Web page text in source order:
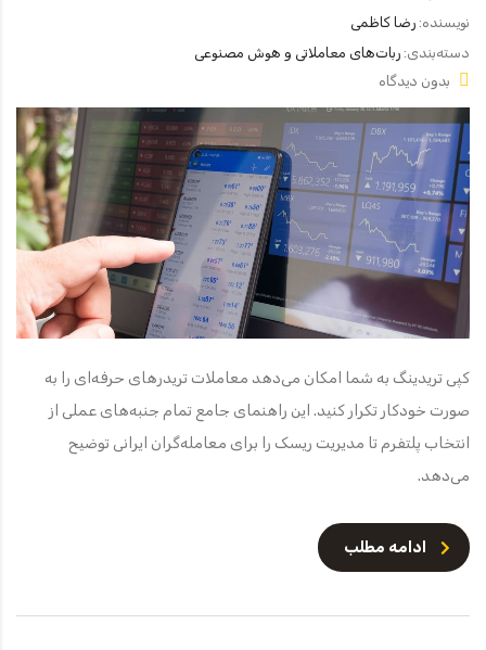
نویسنده: رضا کاظمی
دسته‌بندی: ربات‌های معاملاتی و هوش مصنوعی
بدون دیدگاه
کپی تریدینگ به شما امکان می‌دهد معاملات تریدرهای حرفه‌ای را به
صورت خودکار تکرار کنید. این راهنمای جامع تمام جنبه‌های عملی از
انتخاب پلتفرم تا مدیریت ریسک را برای معامله‌گران ایرانی توضیح
می‌دهد.
ادامه مطلب